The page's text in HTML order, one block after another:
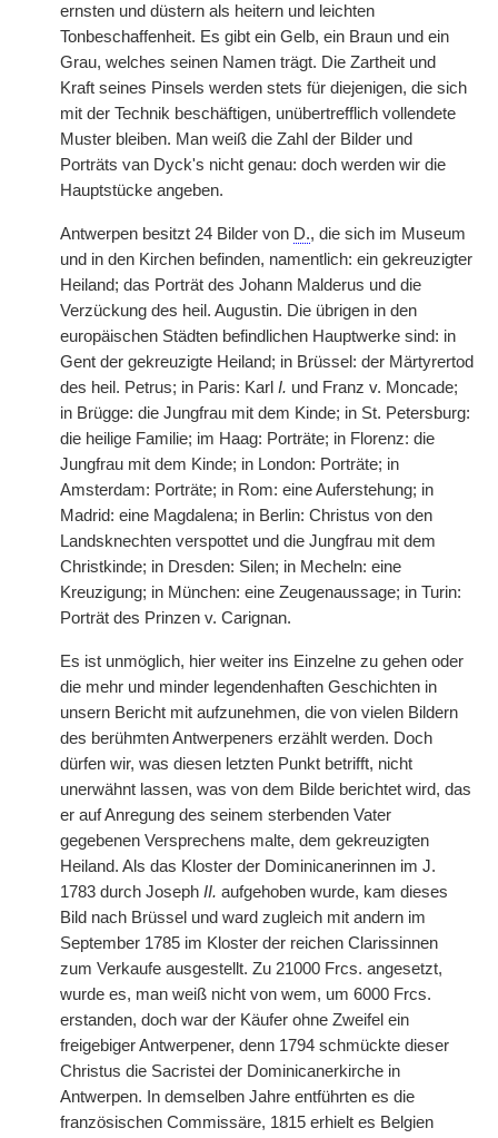
ernsten und düstern als heitern und leichten
Tonbeschaffenheit. Es gibt ein Gelb, ein Braun und ein
Grau, welches seinen Namen trägt. Die Zartheit und
Kraft seines Pinsels werden stets für diejenigen, die sich
mit der Technik beschäftigen, unübertrefflich vollendete
Muster bleiben. Man weiß die Zahl der Bilder und
Porträts van Dyck's nicht genau: doch werden wir die
Hauptstücke angeben.
Antwerpen besitzt 24 Bilder von D., die sich im Museum
und in den Kirchen befinden, namentlich: ein gekreuzigter
Heiland; das Porträt des Johann Malderus und die
Verzückung des heil. Augustin. Die übrigen in den
europäischen Städten befindlichen Hauptwerke sind: in
Gent der gekreuzigte Heiland; in Brüssel: der Märtyrertod
des heil. Petrus; in Paris: Karl I. und Franz v. Moncade;
in Brügge: die Jungfrau mit dem Kinde; in St. Petersburg:
die heilige Familie; im Haag: Porträte; in Florenz: die
Jungfrau mit dem Kinde; in London: Porträte; in
Amsterdam: Porträte; in Rom: eine Auferstehung; in
Madrid: eine Magdalena; in Berlin: Christus von den
Landsknechten verspottet und die Jungfrau mit dem
Christkinde; in Dresden: Silen; in Mecheln: eine
Kreuzigung; in München: eine Zeugenaussage; in Turin:
Porträt des Prinzen v. Carignan.
Es ist unmöglich, hier weiter ins Einzelne zu gehen oder
die mehr und minder legendenhaften Geschichten in
unsern Bericht mit aufzunehmen, die von vielen Bildern
des berühmten Antwerpeners erzählt werden. Doch
dürfen wir, was diesen letzten Punkt betrifft, nicht
unerwähnt lassen, was von dem Bilde berichtet wird, das
er auf Anregung des seinem sterbenden Vater
gegebenen Versprechens malte, dem gekreuzigten
Heiland. Als das Kloster der Dominicanerinnen im J.
1783 durch Joseph II. aufgehoben wurde, kam dieses
Bild nach Brüssel und ward zugleich mit andern im
September 1785 im Kloster der reichen Clarissinnen
zum Verkaufe ausgestellt. Zu 21000 Frcs. angesetzt,
wurde es, man weiß nicht von wem, um 6000 Frcs.
erstanden, doch war der Käufer ohne Zweifel ein
freigebiger Antwerpener, denn 1794 schmückte dieser
Christus die Sacristei der Dominicanerkirche in
Antwerpen. In demselben Jahre entführten es die
französischen Commissäre, 1815 erhielt es Belgien